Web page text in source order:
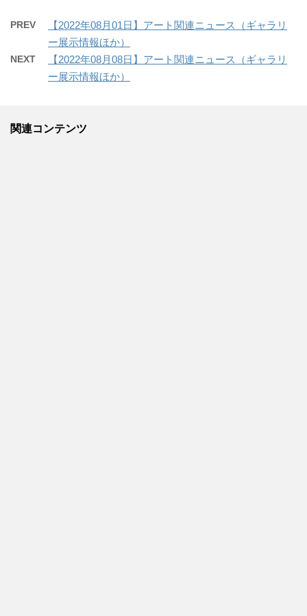
PREV
【2022年08月01日】アート関連ニュース（ギャラリ
ー展示情報ほか）
NEXT
【2022年08月08日】アート関連ニュース（ギャラリ
ー展示情報ほか）
関連コンテンツ